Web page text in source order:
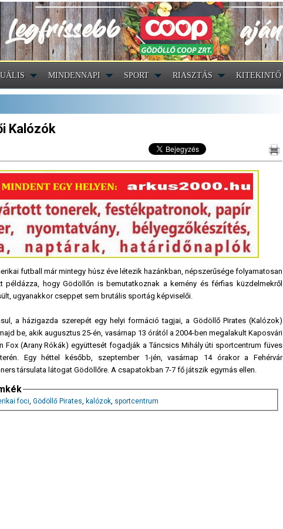
MINDENNAPI SPORT RIASZTÁS KITEKINTŐ
Kalózók
futball már mintegy húsz éve létezik hazánkban, népszerűsége folyamatosan
példázza, hogy Gödöllőn is bemutatkoznak a kemény és férfias küzdelmekről
ugyanakkor cseppet sem brutális sportág képviselői.
a házigazda szerepét egy helyi formáció tagjai, a Gödöllő Pirates (Kalózok)
be, akik augusztus 25-én, vasárnap 13 órától a 2004-ben megalakult Kaposvári
Fox (Arany Rókák) együttesét fogadják a Táncsics Mihály úti sportcentrum füves
Egy héttel később, szeptember 1-jén, vasárnap 14 órakor a Fehérvár
társulata látogat Gödöllőre. A csapatokban 7-7 fő játszik egymás ellen.
foci, Gödöllő Pirates, kalózok, sportcentrum